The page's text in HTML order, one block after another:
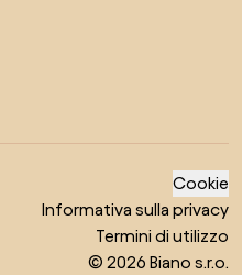
Cookie
Informativa sulla privacy
Termini di utilizzo
© 2026 Biano s.r.o.